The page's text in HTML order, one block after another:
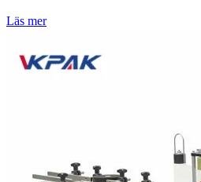
Läs mer